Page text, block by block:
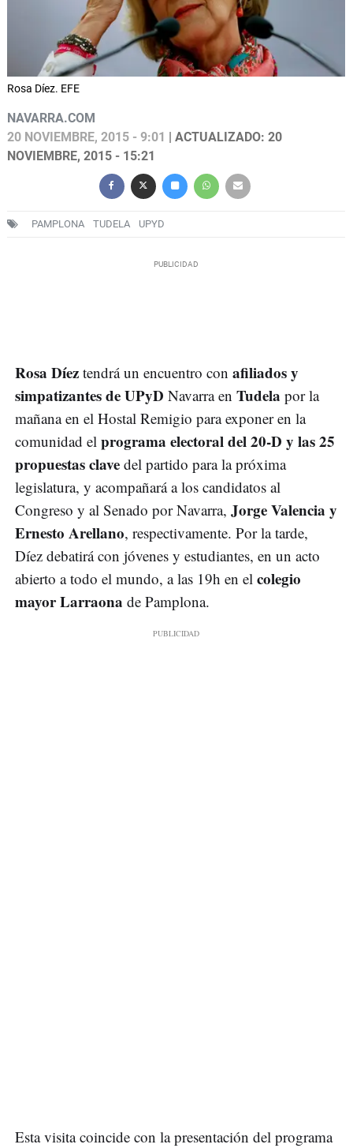
Rosa Díez. EFE
NAVARRA.COM
20 NOVIEMBRE, 2015 - 9:01
| ACTUALIZADO: 20
NOVIEMBRE, 2015 - 15:21
PAMPLONA TUDELA UPYD
Rosa Díez tendrá un encuentro con afiliados y
simpatizantes de UPyD Navarra en Tudela por la
mañana en el Hostal Remigio para exponer en la
comunidad el programa electoral del 20-D y las 25
propuestas clave del partido para la próxima
legislatura, y acompañará a los candidatos al
Congreso y al Senado por Navarra, Jorge Valencia y
Ernesto Arellano, respectivamente. Por la tarde,
Díez debatirá con jóvenes y estudiantes, en un acto
abierto a todo el mundo, a las 19h en el colegio
mayor Larraona de Pamplona.
Esta visita coincide con la presentación del programa